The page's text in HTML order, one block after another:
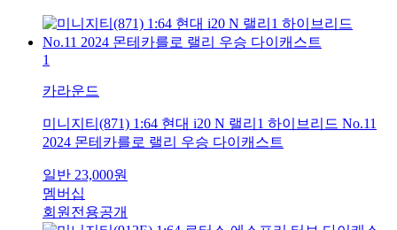
1
카라운드
미니지티(871) 1:64 현대 i20 N 랠리1 하이브리드 No.11
2024 몬테카를로 랠리 우승 다이캐스트
일반 23,000원
멤버십
회원전용공개